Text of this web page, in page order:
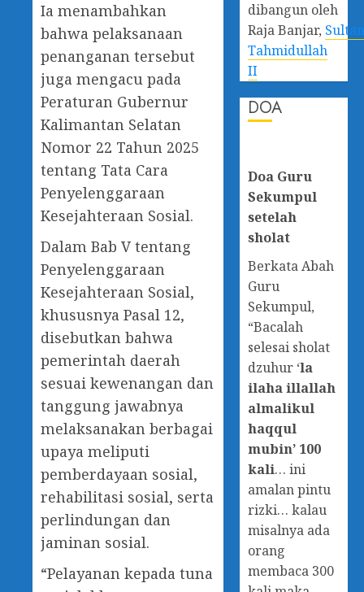
Ia menambahkan
bahwa pelaksanaan
penanganan tersebut
juga mengacu pada
Peraturan Gubernur
Kalimantan Selatan
Nomor 22 Tahun 2025
tentang Tata Cara
Penyelenggaraan
Kesejahteraan Sosial.
Dalam Bab V tentang
Penyelenggaraan
Kesejahteraan Sosial,
khususnya Pasal 12,
disebutkan bahwa
pemerintah daerah
sesuai kewenangan dan
tanggung jawabnya
melaksanakan berbagai
upaya meliputi
pemberdayaan sosial,
rehabilitasi sosial, serta
perlindungan dan
jaminan sosial.
“Pelayanan kepada tuna
dibangun oleh
Raja Banjar,
Tahmidullah
II
DOA
Doa Guru
Sekumpul
setelah
sholat
Berkata Abah
Guru
Sekumpul,
“Bacalah
selesai sholat
dzuhur ‘la
ilaha illallah
almalikul
haqqul
mubin’ 100
kali… ini
amalan pintu
rizki… kalau
misalnya ada
orang
membaca 300